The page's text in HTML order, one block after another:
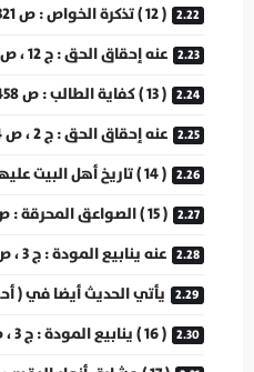
( 12 ) تذكرة الخواص : ص 321 ، س 22 .
عنه إحقاق الحق : ج 12 ، ص 415 ، س 11 .
( 13 ) كفاية الطالب : ص 458 ، س 6 .
عنه إحقاق الحق : ج 2 ، ص 414 ، س 6 ، بتفاوت .
( 14 ) تاريخ أهل البيت عليهم السلام : ص 100 ، س 2
( 15 ) الصواعق المحرقة : ص 206 ، س 26 .
عنه ينابيع المودة : ج 3 ، ص 128 ، س 3 .
يأتي الحديث أيضا في (
( 16 ) ينابيع المودة : ج 3 ، ص 301 ، س 4 .